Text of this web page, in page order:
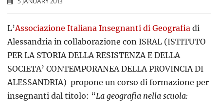
L’Associazione Italiana Insegnanti di Geografia di
Alessandria in collaborazione con ISRAL (ISTITUTO
PER LA STORIA DELLA RESISTENZA E DELLA
SOCIETA’ CONTEMPORANEA DELLA PROVINCIA DI
ALESSANDRIA) propone un corso di formazione per
insegnanti dal titolo: “La geografia nella scuola: